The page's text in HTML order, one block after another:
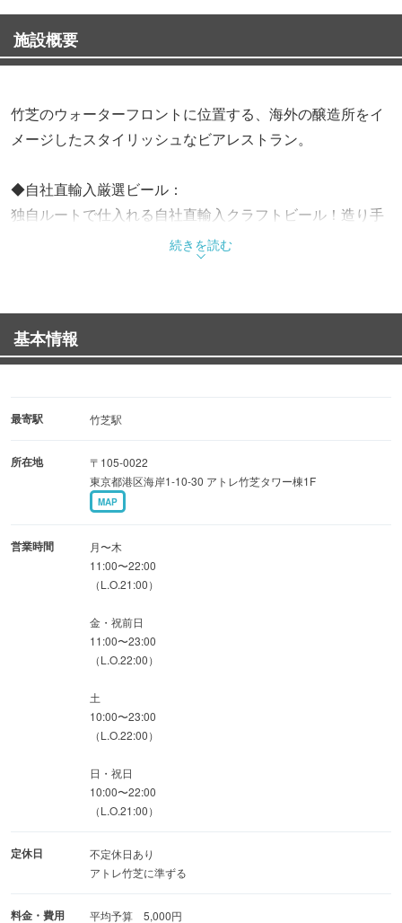
施設概要
竹芝のウォーターフロントに位置する、海外の醸造所をイ
メージしたスタイリッシュなビアレストラン。
◆自社直輸入厳選ビール：
独自ルートで仕入れる自社直輸入クラフトビール！造り手
のこだわりが詰まった極上の一杯を、並ぶタップから注が
れる新鮮な状態でご提供します！
◆自慢のメニュー：
特注の石窯を使い、高温で一気に焼き上げる厳選肉のグリ
ル料理。旨味をギュッと閉じ込めたジューシーな味わい
大きな窓から浜離宮恩賜庭園や東京湾の景色を望むリゾー
ト空間。テラス席や、少人数から使えるテーブル席を完
◆多彩なパーティコース：
飲み放題付きのパーティープランを多数ご用意。名物の石
窯料理をメインに、ボリューム満点の内容で歓送迎会や女
子会等、華やかに彩ります！
続きを読む
基本情報
最寄駅 竹芝駅
所在地
〒105-0022
東京都港区海岸1-10-30 アトレ竹芝タワー棟1F
MAP
営業時間
月〜木
11:00〜22:00
（L.O.21:00）
金・祝前日
11:00〜23:00
（L.O.22:00）
土
10:00〜23:00
（L.O.22:00）
日・祝日
10:00〜22:00
（L.O.21:00）
定休日
不定休日あり
アトレ竹芝に準ずる
料金・費用 平均予算 5,000円